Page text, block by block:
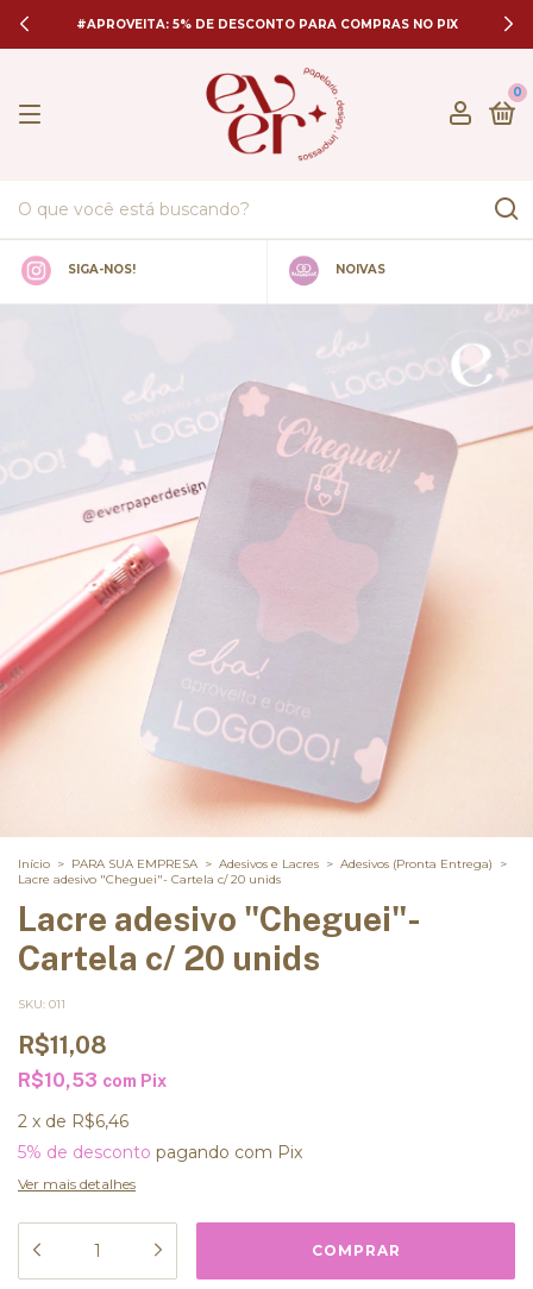
#APROVEITA: 5% DE DESCONTO PARA COMPRAS NO PIX
0
SIGA-NOS! NOIVAS
Início > PARA SUA EMPRESA > Adesivos e Lacres > Adesivos (Pronta Entrega)
>
Lacre adesivo "Cheguei"- Cartela c/ 20 unids
Lacre adesivo "Cheguei"-
Cartela c/ 20 unids
SKU: 011
R$11,08
R$10,53 com Pix
2 x de R$6,46
5% de desconto pagando com Pix
Ver mais detalhes